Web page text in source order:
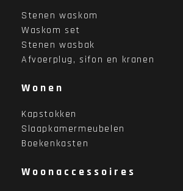
Stenen waskom
Waskom set
Stenen wasbak
Afvoerplug, sifon en kranen
Wonen
Kapstokken
Slaapkamermeubelen
Boekenkasten
Woonaccessoires